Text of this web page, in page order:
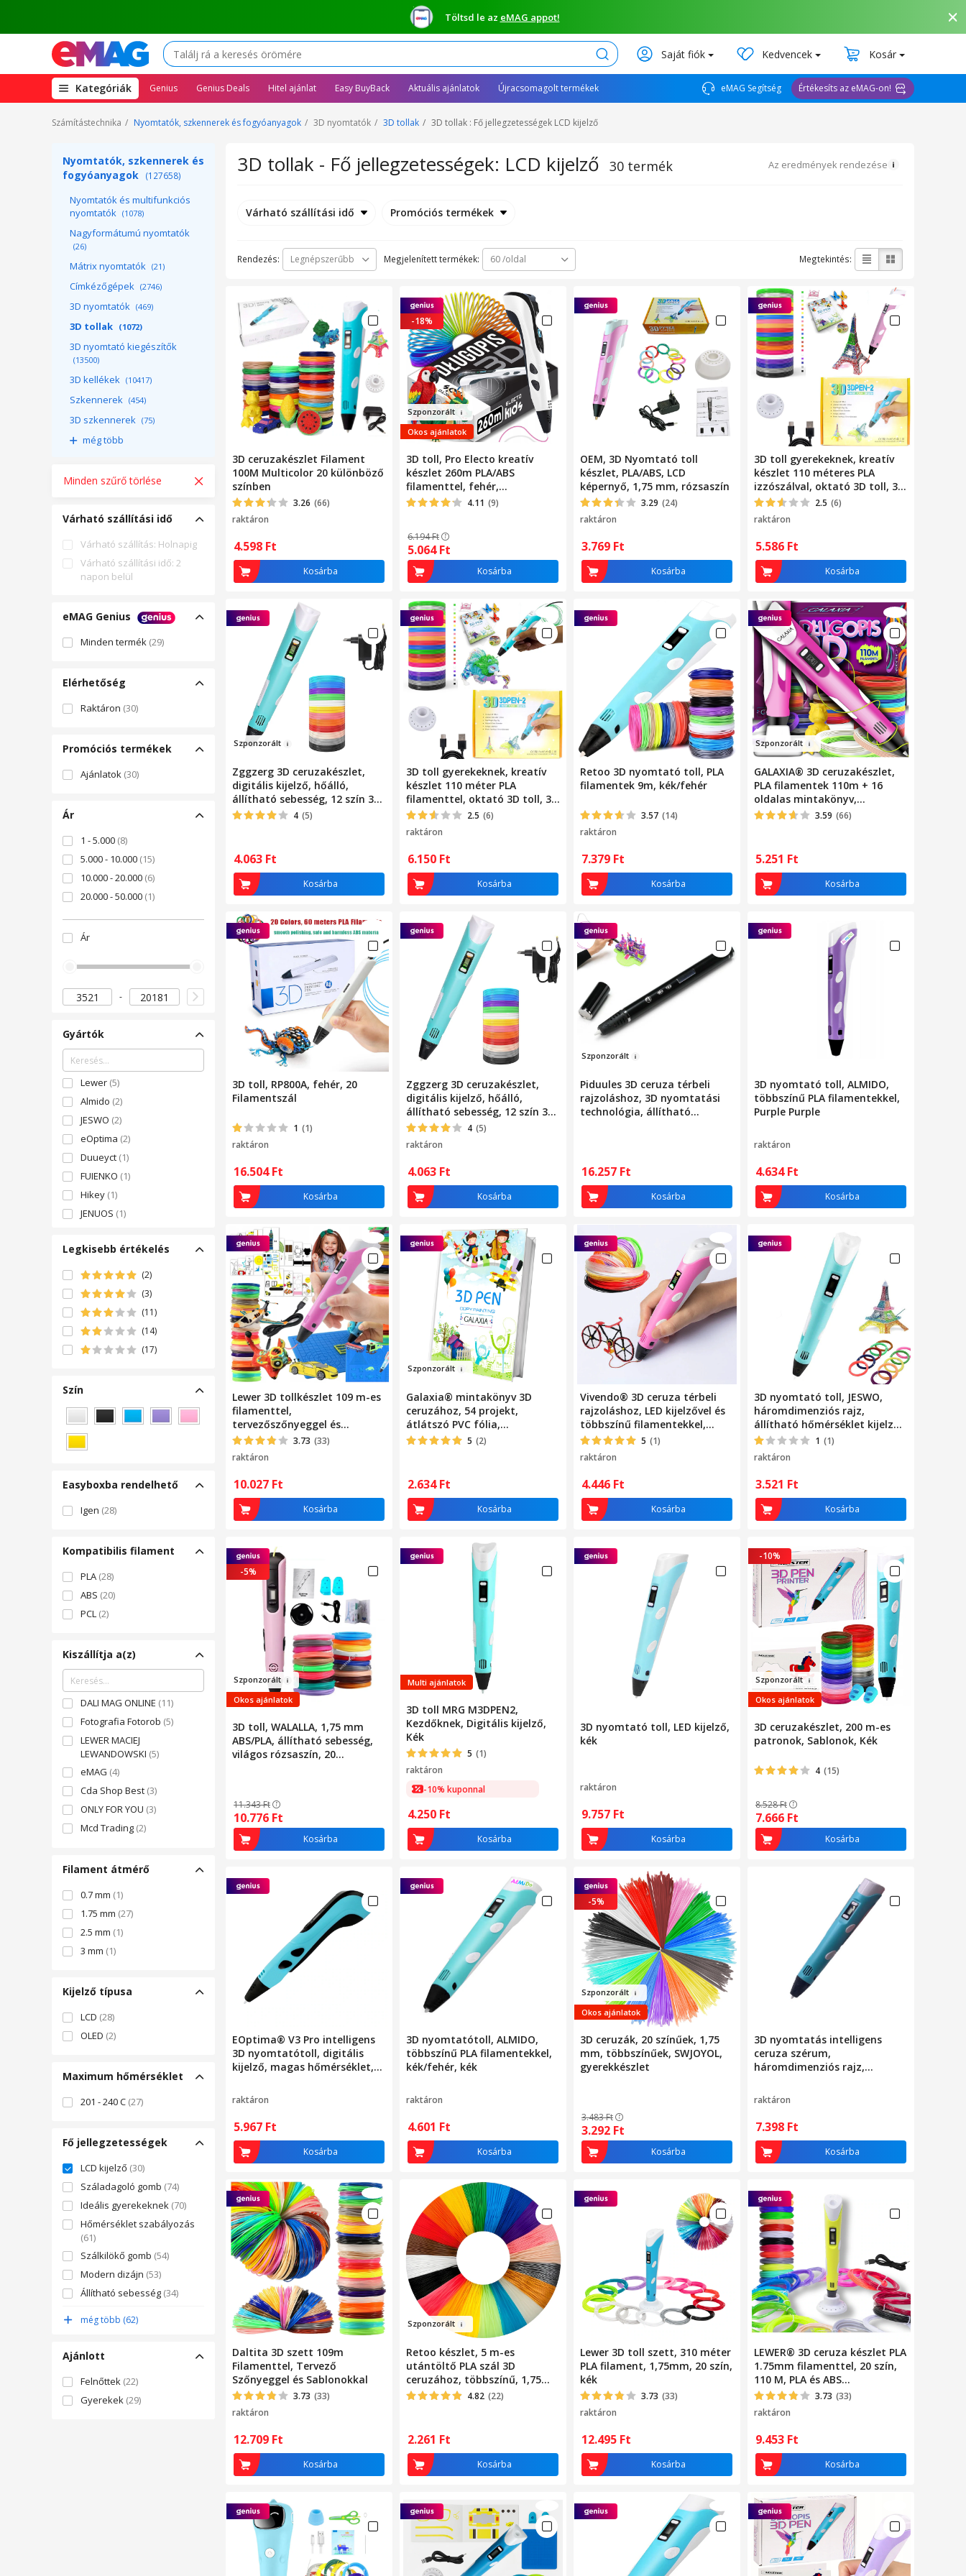
Töltsd le az eMAG appot!
Keresés Saját fiók Kedvencek Kosár
Kategóriák(open
megamenu)
Genius Genius Deals Hitel ajánlat Easy BuyBack Aktuális ajánlatok Újracsomagolt termékek eMAG Segítség Értékesíts az eMAG-on!
Számítástechnika Nyomtatók, szkennerek és fogyóanyagok 3D nyomtatók 3D tollak 3D tollak : Fő jellegzetességek LCD kijelző
Nyomtatók, szkennerek és
fogyóanyagok
(127658)
Nyomtatók és multifunkciós
nyomtatók (1078)
Nagyformátumú nyomtatók
(26)
Mátrix nyomtatók (21)
Címkézőgépek (2746)
3D nyomtatók (469)
3D tollak (1072)
3D nyomtató kiegészítők
(13500)
3D kellékek (10417)
Szkennerek (454)
3D szkennerek (75)
még több
Minden szűrő törlése
Várható szállítási idő
Várható szállítás: Holnapig
Várható szállítási idő: 2
napon belül
eMAG Genius
Minden termék (29)
Elérhetőség
Raktáron (30)
Promóciós termékek
Ajánlatok (30)
Ár
1 - 5.000 (8)
5.000 - 10.000 (15)
10.000 - 20.000 (6)
20.000 - 50.000 (1)
Ár
Gyártók
Lewer (5)
Almido (2)
JESWO (2)
eOptima (2)
Duueyct (1)
FUIENKO (1)
Hikey (1)
JENUOS (1)
NLT(1)
Retoo(1)
Tiessa
(1)
Vivendo (1)
zggzerg
(1)
OEM
(9)
Legkisebb értékelés
(2)
(3)
(11)
(14)
(17)
Szín
Fehér Fekete Kék Lila
Rózsaszín
Sárga
Easyboxba rendelhető
Igen (28)
Kompatibilis filament
PLA (28)
ABS (20)
PCL (2)
Kiszállítja a(z)
DALI MAG ONLINE (11)
Fotografia Fotorob (5)
LEWER MACIEJ
LEWANDOWSKI (5)
eMAG (4)
Cda Shop Best (3)
ONLY FOR YOU (3)
Mcd Trading (2)
DUDA INTERIORS SPÓŁKA Z
ODPOWIEDZIALNO
MIRCIOGU SHOP SRL
Iq Toys (1)
Urban Trixi Business
Kupisi-bg
GENERALE S.R.L.
RUTTWEG
MILUCA (1)
Filament átmérő
0.7 mm (1)
1.75 mm (27)
2.5 mm (1)
3 mm (1)
Kijelző típusa
LCD (28)
OLED (2)
Maximum hőmérséklet
201 - 240 C (27)
Fő jellegzetességek
LCD kijelző (30)
Száladagoló gomb (74)
Ideális gyerekeknek (70)
Hőmérséklet szabályozás
(61)
Szálkilökő gomb (54)
Modern dizájn (53)
Állítható sebesség (34)
Nyomtatási sebesség
szabályozás
Univerzális szálak
3D nyomtató tollunk PCL
még több (62)
Ajánlott
Felnőttek (22)
Gyerekek (29)
3D tollak - Fő jellegzetességek: LCD kijelző 30 termék Az eredmények rendezése
Várható szállítási idő Promóciós termékek
Rendezés: Legnépszerűbb Megjelenített termékek: 60 /oldal Megtekintés:
3D ceruzakészlet Filament
100M Multicolor 20 különböző
színben
3.26 (66)
raktáron
4.598 Ft
Kosárba
-18%
Szponzorált
Okos ajánlatok
3D toll, Pro Electo kreatív
készlet 260m PLA/ABS
filamenttel, fehér,
18,5x2,8x4,1cm
4.11 (9)
6.194Ft
5.064Ft
Kosárba
OEM, 3D Nyomtató toll
készlet, PLA/ABS, LCD
képernyő, 1,75 mm, rózsaszín
3.29 (24)
raktáron
3.769 Ft
Kosárba
3D toll gyerekeknek, kreatív
készlet 110 méteres PLA
izzószálval, oktató 3D toll, 3D
nyomtató gyerekeknek -
rózsaszín
2.5 (6)
raktáron
5.586 Ft
Kosárba
Szponzorált
Zggzerg 3D ceruzakészlet,
digitális kijelző, hőálló,
állítható sebesség, 12 szín 3
m hosszú PLA filamentben,
könnyen használható, kék
4 (5)
4.063 Ft
Kosárba
3D toll gyerekeknek, kreatív
készlet 110 méter PLA
filamenttel, oktató 3D toll, 3D
nyomtató gyerekeknek - kék
2.5 (6)
raktáron
6.150 Ft
Kosárba
Retoo 3D nyomtató toll, PLA
filamentek 9m, kék/fehér
3.57 (14)
raktáron
7.379 Ft
Kosárba
Szponzorált
GALAXIA® 3D ceruzakészlet,
PLA filamentek 110m + 16
oldalas mintakönyv,
rózsaszín/fehér
3.59 (66)
5.251 Ft
Kosárba
3D toll, RP800A, fehér, 20
Filamentszál
1 (1)
raktáron
16.504Ft
Kosárba
Zggzerg 3D ceruzakészlet,
digitális kijelző, hőálló,
állítható sebesség, 12 szín 3
m hosszú PLA filamentben,
festés, graffiti,
háromdimenziós rajz,
könnyen használható, kék
4 (5)
raktáron
4.063 Ft
Kosárba
Szponzorált
Piduules 3D ceruza térbeli
rajzoláshoz, 3D nyomtatási
technológia, állítható
gyerekeknek, fekete
16.257 Ft
Kosárba
3D nyomtató toll, ALMIDO,
többszínű PLA filamentekkel,
Purple Purple
raktáron
4.634Ft
Kosárba
Lewer 3D tollkészlet 109 m-es
filamenttel,
tervezőszőnyeggel és
sablonokkal 3.73 (33)
raktáron
10.027 Ft
Kosárba
Szponzorált
Galaxia® mintakönyv 3D
ceruzához, 54 projekt,
átlátszó PVC fólia,
könyvméret B5
5 (2)
2.634Ft
Kosárba
Vivendo® 3D ceruza térbeli
rajzoláshoz, LED kijelzővel és
többszínű filamentekkel,
ideális kezdőknek és művészi
alkotásokhoz, rózsaszín
5 (1)
raktáron
4.446 Ft
Kosárba
3D nyomtató toll, JESWO,
háromdimenziós rajz,
állítható hőmérséklet kijelző,
magas hőmérsékletű
nyomtatás, PLA szálak 10 szín
5 m, ABS, kék
1 (1)
raktáron
3.521 Ft
Kosárba
-5%
Szponzorált
Okos ajánlatok
3D toll, WALALLA, 1,75 mm
ABS/PLA, állítható sebesség,
világos rózsaszín, 20
11.343Ft
10.776 Ft
Kosárba
Multi ajánlatok
3D toll MRG M3DPEN2,
Kezdőknek, Digitális kijelző,
Kék
5 (1)
raktáron
-10% kuponnal
4.250 Ft
Kosárba
3D nyomtató toll, LED kijelző,
kék
raktáron
9.757 Ft
Kosárba
-10%
Szponzorált
Okos ajánlatok
3D ceruzakészlet, 200 m-es
patronok, Sablonok, Kék
4 (15)
8.528Ft
7.666 Ft
Kosárba
EOptima® V3 Pro intelligens
3D nyomtatótoll, digitális
kijelző, magas hőmérséklet,
festés, graffiti,
sebességszabályozás,
háromdimenziós rajz,
kék/fekete
raktáron
5.967 Ft
Kosárba
3D nyomtatótoll, ALMIDO,
többszínű PLA filamentekkel,
kék/fehér, kék
raktáron
4.601 Ft
Kosárba
-5%
Szponzorált
Okos ajánlatok
3D ceruzák, 20 színűek, 1,75
mm, többszínűek, SWJOYOL,
gyerekkészlet
3.483Ft
3.292 Ft
Kosárba
3D nyomtatás intelligens
ceruza szérum,
háromdimenziós rajz,
raktáron
7.398 Ft
Kosárba
Daltita 3D szett 109m
Filamenttel, Tervező
Szőnyeggel és Sablonokkal
3.73 (33)
raktáron
12.709 Ft
Kosárba
Szponzorált
Retoo készlet, 5 m-es
utántöltő PLA szál 3D
ceruzához, többszínű, 1,75
mm, 100 m, 20db
4.82 (22)
2.261 Ft
Kosárba
Lewer 3D toll szett, 310 méter
PLA filament, 1,75mm, 20 szín,
kék
3.73 (33)
raktáron
12.495 Ft
Kosárba
LEWER® 3D ceruza készlet PLA
1.75mm filamenttel, 20 szín,
110 M, PLA és ABS
kompatibilis, 3D nyomtató,
fém motor, kerámia fúvóka,
sárga / fehér színű
3.73 (33)
raktáron
9.453 Ft
Kosárba